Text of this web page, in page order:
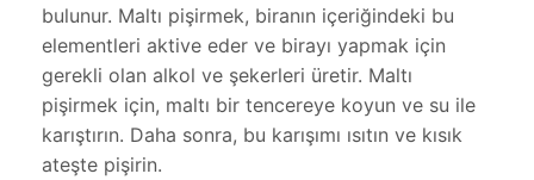
bulunur. Maltı pişirmek, biranın içeriğindeki bu
elementleri aktive eder ve birayı yapmak için
gerekli olan alkol ve şekerleri üretir. Maltı
pişirmek için, maltı bir tencereye koyun ve su ile
karıştırın. Daha sonra, bu karışımı ısıtın ve kısık
ateşte pişirin.